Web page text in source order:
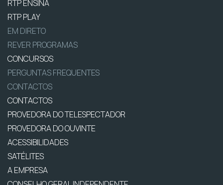
RTP ENSINA
RTP PLAY
EM DIRETO
REVER PROGRAMAS
CONCURSOS
PERGUNTAS FREQUENTES
CONTACTOS
CONTACTOS
PROVEDORA DO TELESPECTADOR
PROVEDORA DO OUVINTE
ACESSIBILIDADES
SATÉLITES
A EMPRESA